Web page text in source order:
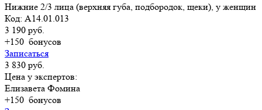
Нижние 2/3 лица (верхняя губа, подбородок, щеки), у женщин
Код: A14.01.013
3 190 руб.
+150 бонусов
Записаться
3 830 руб.
Цена у экспертов:
Елизавета Фомина
+150 бонусов